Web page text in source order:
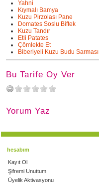
Yahni
Kıymalı Bamya
Kuzu Pirzolası Pane
Domates Soslu Biftek
Kuzu Tandır
Etli Patates
Çömlekte Et
Biberiyeli Kuzu Budu Sarması
Bu Tarife Oy Ver
Yorum Yaz
hesabım
Kayıt Ol
Şifremi Unuttum
Üyelik Aktivasyonu